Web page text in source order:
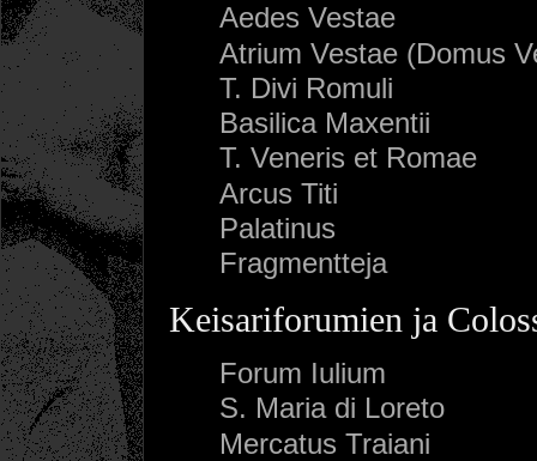
Aedes Vestae
Atrium Vestae (Domus
T. Divi Romuli
Basilica Maxentii
T. Veneris et Romae
Arcus Titi
Palatinus
Fragmentteja
Keisariforumien ja
Forum Iulium
S. Maria di Loreto
Mercatus Traiani